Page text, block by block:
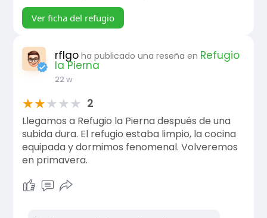
Ver ficha del refugio
rflgo ha publicado una reseña en Refugio
la Pierna
22 w
★★★★★ 2
Llegamos a Refugio la Pierna después de una
subida dura. El refugio estaba limpio, la cocina
equipada y dormimos fenomenal. Volveremos
en primavera.